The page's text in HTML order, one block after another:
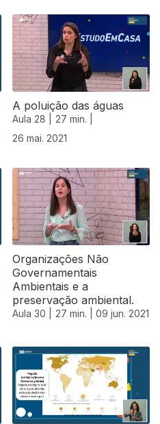
A poluição das águas
Aula 28 |
27 min. |
26 mai. 2021
Organizações Não
Governamentais
Ambientais e a
preservação ambiental.
Aula 30 | 27 min. | 09 jun. 2021